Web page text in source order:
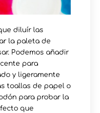
diluír las
la paleta de
Podemos añadir
para
y ligeramente
toallas de papel o
para probar la
que